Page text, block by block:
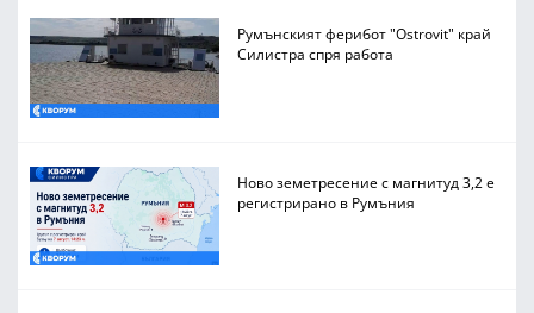
Румънският ферибот "Ostrovit" край
Силистра спря работа
Ново земетресение с магнитуд 3,2 е
регистрирано в Румъния